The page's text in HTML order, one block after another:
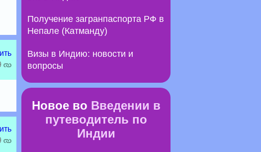
Получение загранпаспорта РФ в
Непале (Катманду)
Визы в Индию: новости и
вопросы
Новое во Введении в
путеводитель по
Индии